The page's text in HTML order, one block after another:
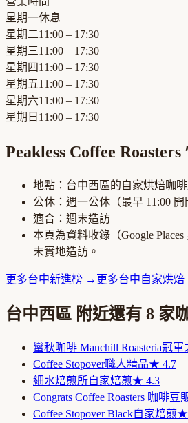
星期一休息
星期二11:00 – 17:30
星期三11:00 – 17:30
星期四11:00 – 17:30
星期五11:00 – 17:30
星期六11:00 – 17:30
星期日 11:00 – 17:30
Peakless Coffee Roasters
地點： 台中西區的自家烘焙咖
公休： 週一公休 （最早 11:00 開
適合： 週末造訪
本頁為資料收錄（Google
未實地造訪。
更多台中新進榜 → 更多台中自家烘焙
台中西區 附近還有 8 家
蠻秋咖啡 Manchill Roasteria冠軍
Coffee Stopover職人精品★ 4.7
細水焙煎所自家焙煎★ 4.3
Congrats Coffee Roasters 咖啡豆
Coffee Stopover Black自家焙煎★